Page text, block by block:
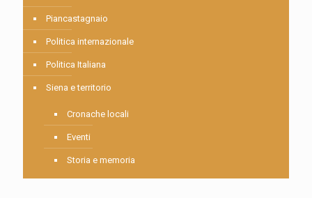
Piancastagnaio
Politica internazionale
Politica Italiana
Siena e territorio
Cronache locali
Eventi
Storia e memoria